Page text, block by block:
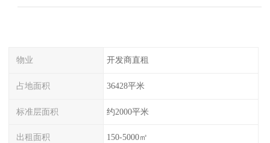
物业 开发商直租
占地面积 36428平米
标准层面积 约2000平米
出租面积 150-5000㎡